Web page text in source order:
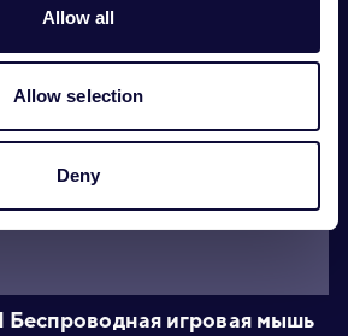
Allow all
Allow selection
Deny
Беспроводная игровая мышь